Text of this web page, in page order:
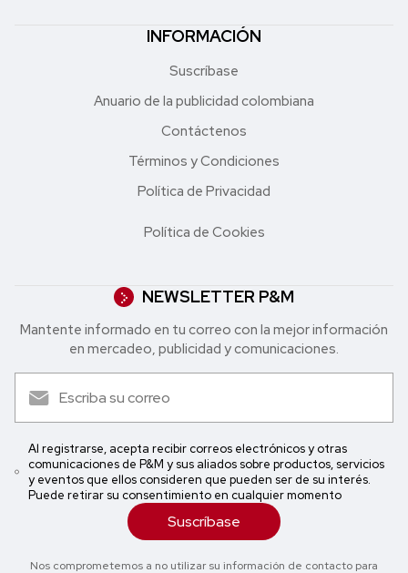
INFORMACIÓN
Suscríbase
Anuario de la publicidad colombiana
Contáctenos
Términos y Condiciones
Política de Privacidad
Política de Cookies
NEWSLETTER P&M
Mantente informado en tu correo con la mejor in formación
en mercadeo, publicidad y comunicaciones.
Al registrarse, acepta recibir correos electrónicos y otras
comunicaciones de P&M y sus aliados sobre productos, servicios
y eventos que ellos consideren que pueden ser de su interés.
Puede retirar su consentimiento en cualquier momento
Suscríbase
Nos comprometemos a no utilizar su información de contacto para